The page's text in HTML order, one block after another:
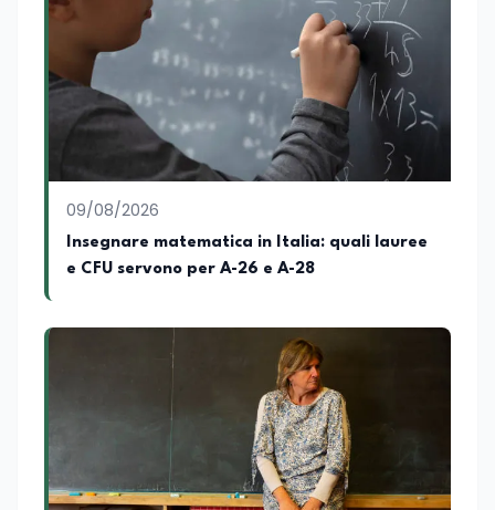
09/08/2026
Insegnare matematica in Italia: quali lauree
e CFU servono per A-26 e A-28